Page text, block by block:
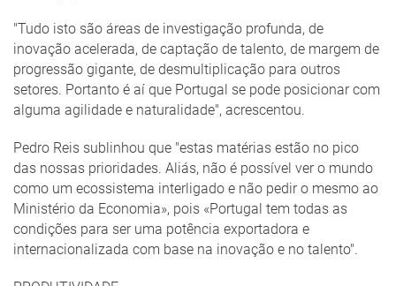
"Tudo isto são áreas de investigação profunda, de
inovação acelerada, de captação de talento, de margem de
progressão gigante, de desmultiplicação para outros
setores. Portanto é aí que Portugal se pode posicionar com
alguma agilidade e naturalidade", acrescentou.
Pedro Reis sublinhou que "estas matérias estão no pico
das nossas prioridades. Aliás, não é possível ver o mundo
como um ecossistema interligado e não pedir o mesmo ao
Ministério da Economia», pois «Portugal tem todas as
condições para ser uma potência exportadora e
internacionalizada com base na inovação e no talento".